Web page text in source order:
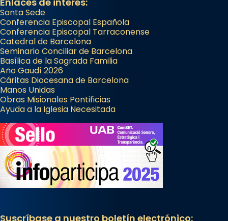
Santa Sede
Conferencia Episcopal Española
Conferencia Episcopal Tarraconense
Catedral de Barcelona
Seminario Conciliar de Barcelona
Basílica de la Sagrada Familia
Año Gaudí 2026
Cáritas Diocesana de Barcelona
Manos Unidas
Obras Misionales Pontificias
Ayuda a la Iglesia Necesitada
Suscríbase a nuestro boletín electrónico: